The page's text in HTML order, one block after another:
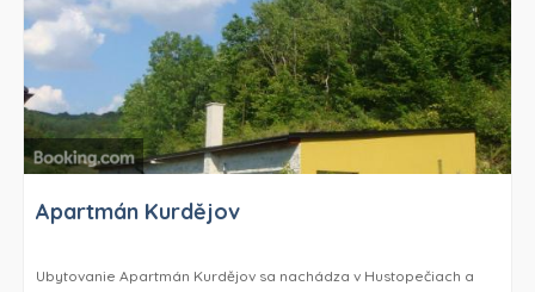
Apartmán Kurdějov
Ubytovanie Apartmán Kurdějov sa nachádza v Hustopečiach a